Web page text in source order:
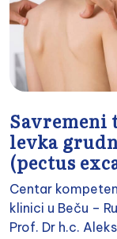
Savremeni
levka
(pectus
Centar
klinici u Beču –
Prof. Dr h.c.